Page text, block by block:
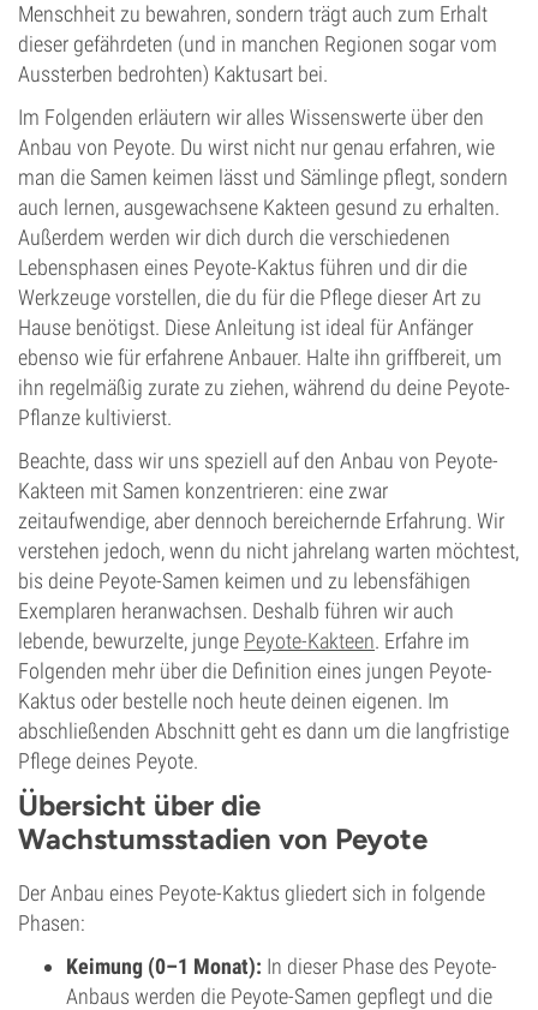
Menschheit zu bewahren, sondern trägt auch zum Erhalt
dieser gefährdeten (und in manchen Regionen sogar vom
Aussterben bedrohten) Kaktusart bei.
Im Folgenden erläutern wir alles Wissenswerte über den
Anbau von Peyote. Du wirst nicht nur genau erfahren, wie
man die Samen keimen lässt und Sämlinge pflegt, sondern
auch lernen, ausgewachsene Kakteen gesund zu erhalten.
Außerdem werden wir dich durch die verschiedenen
Lebensphasen eines Peyote-Kaktus führen und dir die
Werkzeuge vorstellen, die du für die Pflege dieser Art zu
Hause benötigst. Diese Anleitung ist ideal für Anfänger
ebenso wie für erfahrene Anbauer. Halte ihn griffbereit, um
ihn regelmäßig zurate zu ziehen, während du deine Peyote-
Pflanze kultivierst.
Beachte, dass wir uns speziell auf den Anbau von Peyote-
Kakteen mit Samen konzentrieren: eine zwar
zeitaufwendige, aber dennoch bereichernde Erfahrung. Wir
verstehen jedoch, wenn du nicht jahrelang warten möchtest,
bis deine Peyote-Samen keimen und zu lebensfähigen
Exemplaren heranwachsen. Deshalb führen wir auch
lebende, bewurzelte, junge Peyote-Kakteen. Erfahre im
Folgenden mehr über die Definition eines jungen Peyote-
Kaktus oder bestelle noch heute deinen eigenen. Im
abschließenden Abschnitt geht es dann um die langfristige
Pflege deines Peyote.
Übersicht über die
Wachstumsstadien von Peyote
Der Anbau eines Peyote-Kaktus gliedert sich in folgende
Phasen:
Keimung (0–1 Monat): In dieser Phase des Peyote-
Anbaus werden die Peyote-Samen gepflegt und die